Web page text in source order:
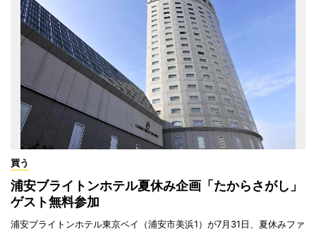
買う
浦安ブライトンホテル夏休み企画「たからさがし」
ゲスト無料参加
浦安ブライトンホテル東京ベイ（浦安市美浜1）が7月31日、夏休みファ